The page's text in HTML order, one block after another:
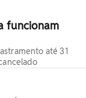
funcionam
até 31